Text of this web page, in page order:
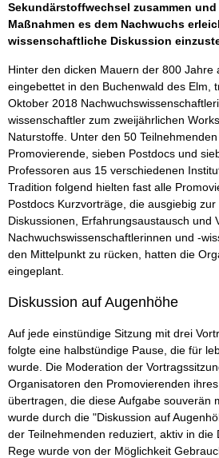
Sekundärstoffwechsel zusammen
Maßnahmen es dem Nachwuchs
wissenschaftliche Diskussion
Hinter den dicken Mauern der 800 Jahre
eingebettet in den Buchenwald des Elm,
Oktober 2018
wissenschaftler zum zweijährlichen
Naturstoffe. Unter den 50
Promovierende, sieben Postdocs und
Professoren aus 15 verschiedenen
Tradition folgend hielten fast alle
Postdocs Kurzvorträge, die ausgiebig
Diskussionen, Erfahrungsaustausch und
Nachwuchswissenschaftlerinnen und -
den Mittelpunkt zu rücken, hatten die
eingeplant.
Diskussion auf Augenhöhe
Auf jede einstündige Sitzung mit drei
folgte eine halbstündige Pause, die für
wurde. Die Moderation der
Organisatoren den Promovierenden
übertragen, die diese Aufgabe souverän
wurde durch die "Diskussion auf
der Teilnehmenden reduziert, aktiv in die
Rege wurde von der Möglichkeit